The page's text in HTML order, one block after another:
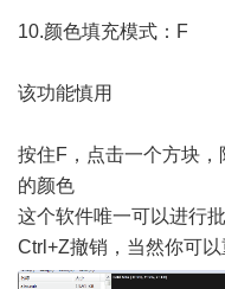
10.颜色填充模式：F
该功能慎用
按住F，点击一个方块
的颜色
这个软件唯一可以进行
Ctrl+Z撤销，当然你可